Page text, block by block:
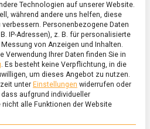
Technologien auf unserer Website.
während andere uns helfen, diese
verbessern. Personenbezogene Daten
IP-Adressen), z. B. für personalisierte
von Anzeigen und Inhalten.
Verwendung Ihrer Daten finden Sie in
. Es besteht keine Verpflichtung, in die
um dieses Angebot zu nutzen.
unter Einstellungen widerrufen oder
dass aufgrund individueller
alle Funktionen der Website